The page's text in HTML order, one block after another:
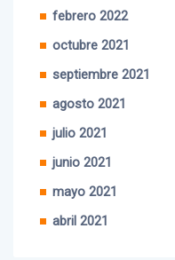
febrero 2022
octubre 2021
septiembre 2021
agosto 2021
julio 2021
junio 2021
mayo 2021
abril 2021